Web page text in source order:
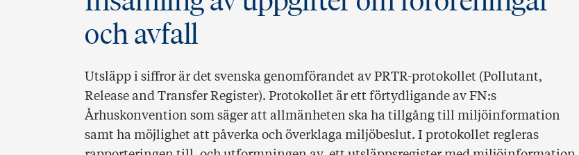
och avfall
Utsläpp i siffror är det svenska genomförandet av PRTR-protokollet (Pollutant,
Release and Transfer Register). Protokollet är ett förtydligande av FN:s
Århuskonvention som säger att allmänheten ska ha tillgång till miljöinformation
samt ha möjlighet att påverka och överklaga miljöbeslut. I protokollet regleras